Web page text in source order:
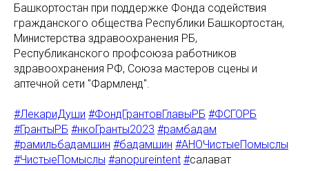
Башкортостан при поддержке Фонда содействия
гражданского общества Республики Башкортостан,
Министерства здравоохранения РБ,
Республиканского профсоюза работников
здравоохранения РФ, Союза мастеров сцены и
аптечной сети "Фармленд".
#ЛекариДуши #ФондГрантовГлавыРБ #ФСГОРБ
#ГрантыРБ #нкоГранты2023 #рамбадам
#рамильбадамшин #бадамшин #АНОЧистыеПомыслы
#ЧистыеПомыслы #anopureintent #салават